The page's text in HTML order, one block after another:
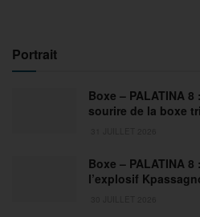
Portrait
Boxe – PALATINA 8
sourire de la boxe
Boxe – PALATINA
l’explosif